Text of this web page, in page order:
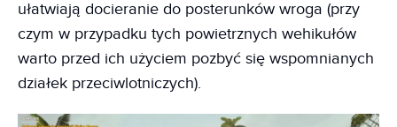
ułatwiają docieranie do posterunków wroga (przy
czym w przypadku tych powietrznych wehikułów
warto przed ich użyciem pozbyć się wspomnianych
działek przeciwlotniczych).